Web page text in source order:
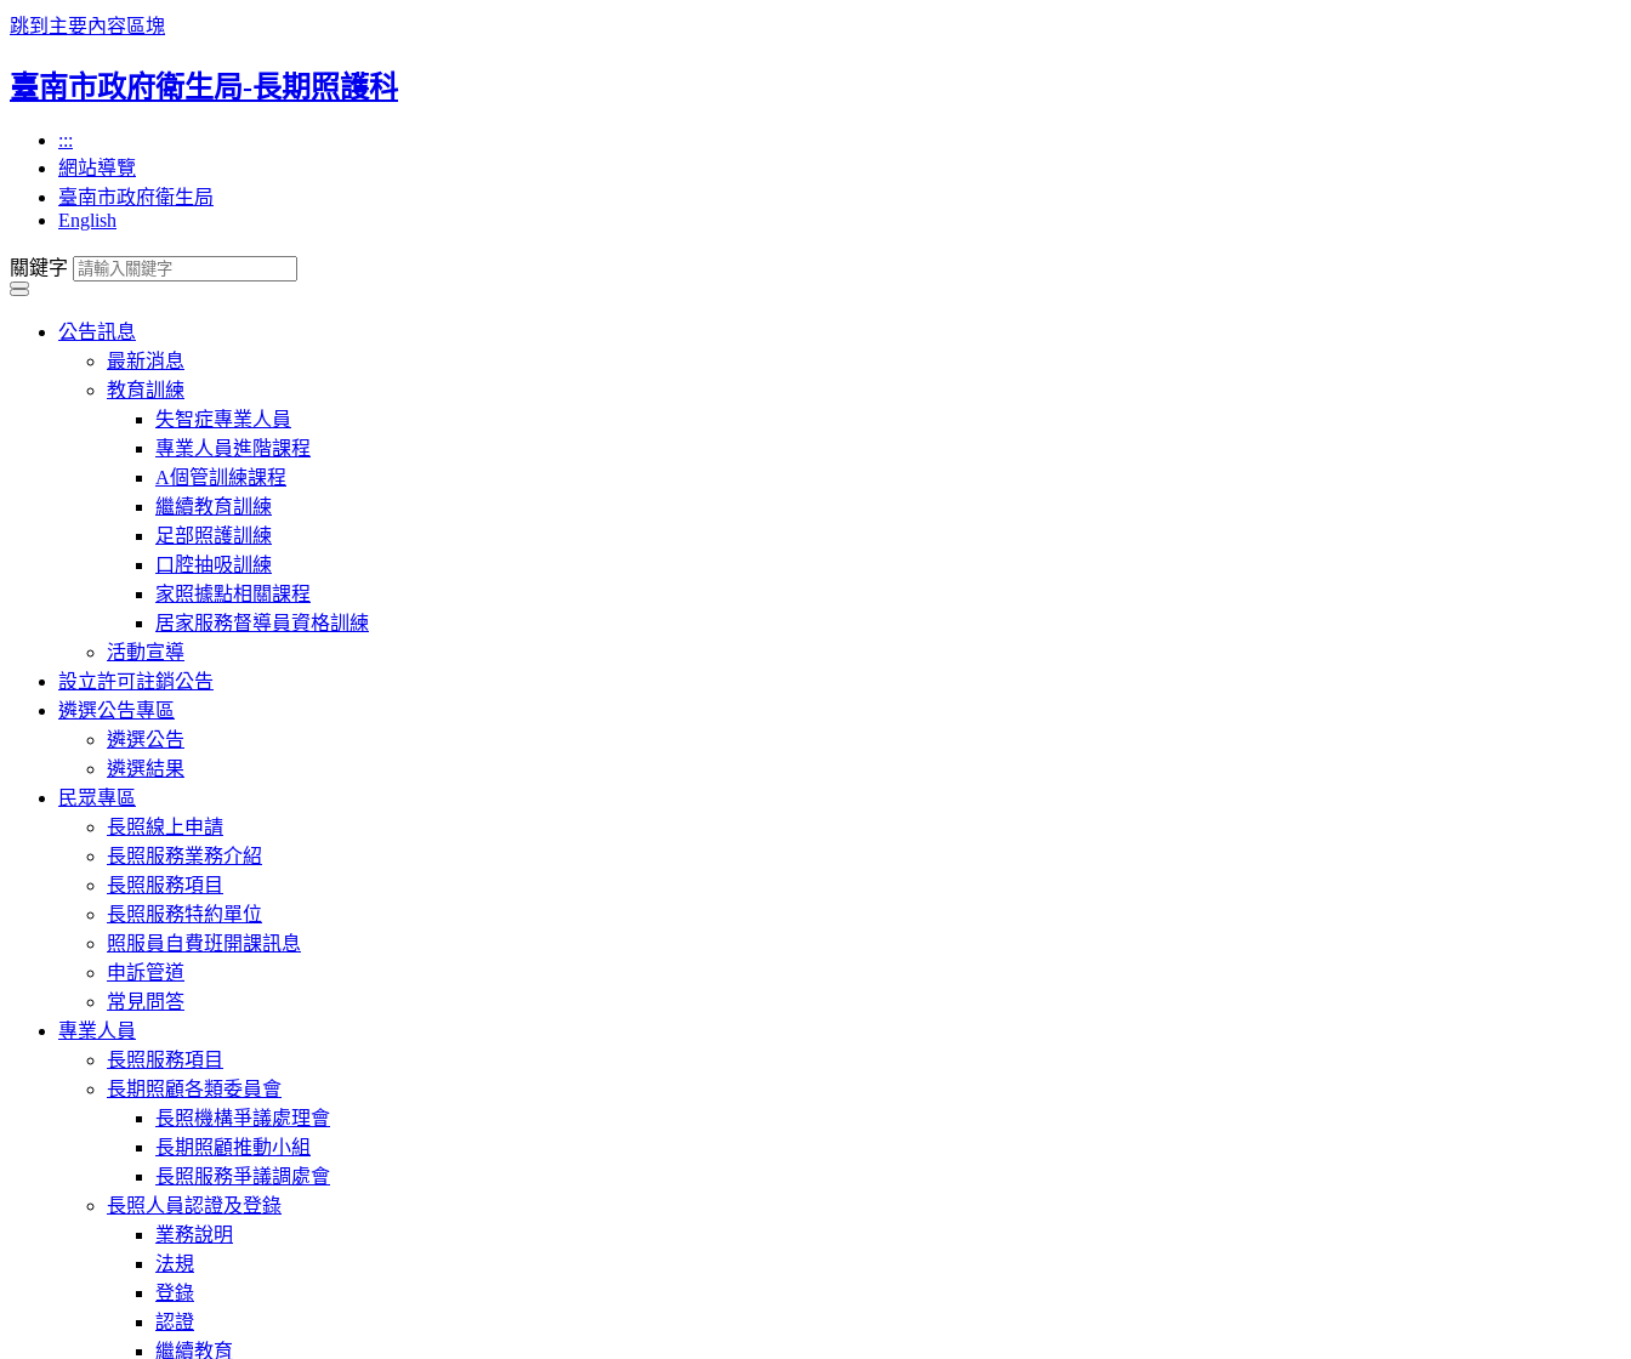
跳到主要內容區塊
臺南市政府衛生局-長期照護科
:::
網站導覽
臺南市政府衛生局
English
關鍵字
公告訊息
最新消息
教育訓練
失智症專業人員
專業人員進階課程
A個管訓練課程
繼續教育訓練
足部照護訓練
口腔抽吸訓練
家照據點相關課程
居家服務督導員資格訓練
活動宣導
設立許可註銷公告
遴選公告專區
遴選公告
遴選結果
民眾專區
長照線上申請
長照服務業務介紹
長照服務項目
長照服務特約單位
照服員自費班開課訊息
申訴管道
常見問答
專業人員
長照服務項目
長期照顧各類委員會
長照機構爭議處理會
長期照顧推動小組
長照服務爭議調處會
長照人員認證及登錄
業務說明
法規
登錄
認證
繼續教育